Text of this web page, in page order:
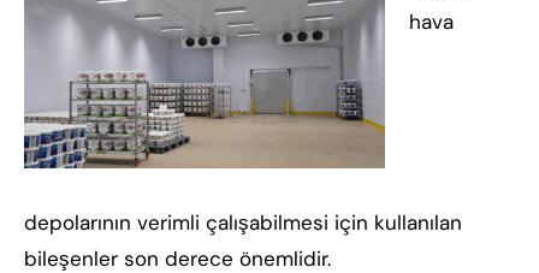
hava
depolarının verimli çalışabilmesi için kullanılan
bileşenler son derece önemlidir.